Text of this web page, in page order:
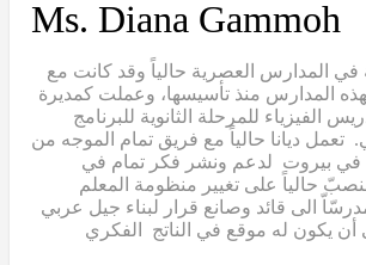
Ms. Diana Gammoh
في المدارس العصرية حالياً وقد كانت مع
المدارس منذ تأسيسها، وعملت كمديرة
الفيزياء للمرحلة الثانوية للبرنامج
تعمل ديانا حالياً مع فريق تمام الموجه من
في بيروت لدعم ونشر فكر تمام في
حالياً على تغيير منظومة المعلم
الى قائد وصانع قرار لبناء جيل عربي
أن يكون له موقع في الناتج الفكري